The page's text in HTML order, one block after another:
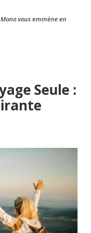
vous emmène en
Seule :